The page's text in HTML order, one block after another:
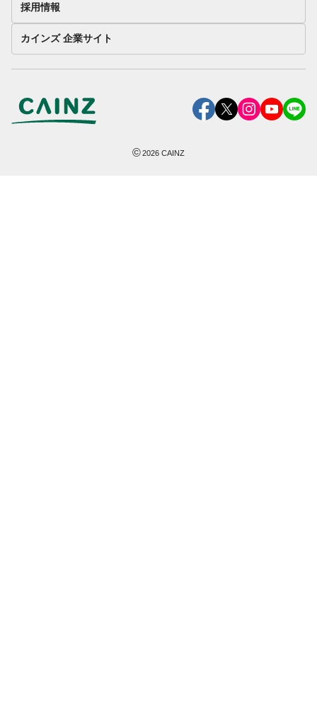
採用情報
カインズ 企業サイト
©2026 CAINZ